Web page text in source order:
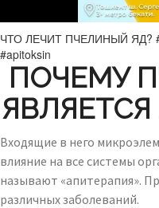
ЧТО ЛЕЧИТ ПЧЕЛИНЫЙ ЯД?
#apitoksin
ПОЧЕМУ
Входящие в него
влияние на все системы
называют «апитерапия».
различных заболеваний.